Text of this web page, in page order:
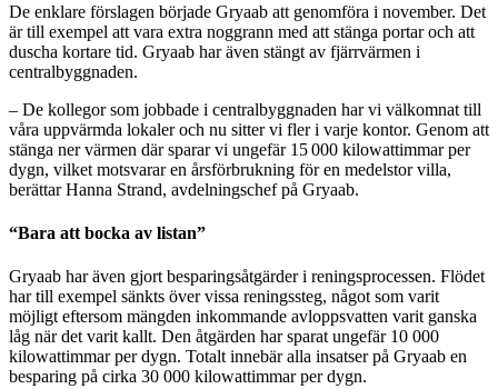
De enklare förslagen började Gryaab att genomföra i november. Det
är till exempel att vara extra noggrann med att stänga portar och att
duscha kortare tid. Gryaab har även stängt av fjärrvärmen i
centralbyggnaden.
– De kollegor som jobbade i centralbyggnaden har vi välkomnat till
våra uppvärmda lokaler och nu sitter vi fler i varje kontor. Genom att
stänga ner värmen där sparar vi ungefär 15 000 kilowattimmar per
dygn, vilket motsvarar en årsförbrukning för en medelstor villa,
berättar Hanna Strand, avdelningschef på Gryaab.
“Bara att bocka av listan”
Gryaab har även gjort besparingsåtgärder i reningsprocessen. Flödet
har till exempel sänkts över vissa reningssteg, något som varit
möjligt eftersom mängden inkommande avloppsvatten varit ganska
låg när det varit kallt. Den åtgärden har sparat ungefär 10 000
kilowattimmar per dygn. Totalt innebär alla insatser på Gryaab en
besparing på cirka 30 000 kilowattimmar per dygn.